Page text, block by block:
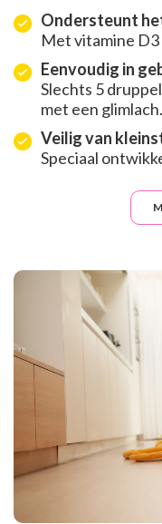
Ondersteunt
Met vitamine D3
Eenvoudig in
Slechts 5
met een glimlach.
Veilig van
Speciaal